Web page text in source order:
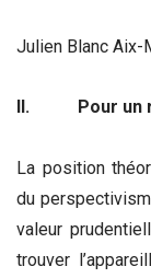
Julien Blanc
II. Pour un
La position
du
valeur
trouver